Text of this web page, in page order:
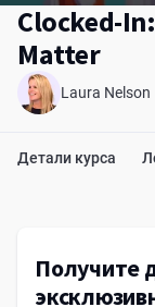
Clocked-
Matter
Laura Nelson
Детали курса
Получите